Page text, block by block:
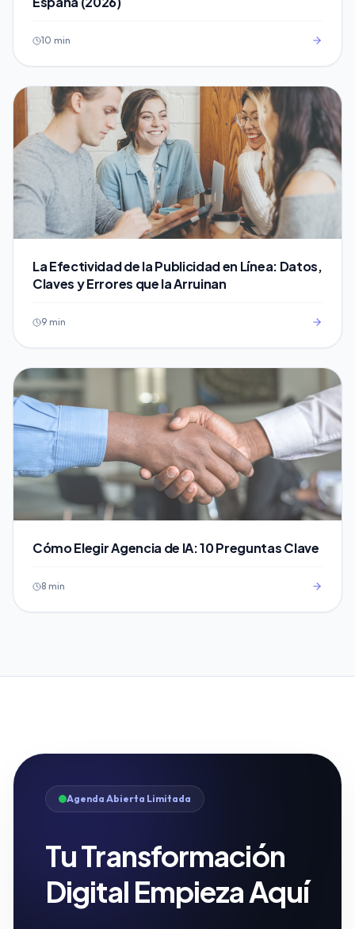
10 min
La Efectividad de la Publicidad en Línea: Datos,
Claves y Errores que la Arruinan
9 min
Cómo Elegir Agencia de IA: 10 Preguntas Clave
8 min
Agenda Abierta Limitada
Tu Transformación
Digital Empieza Aquí